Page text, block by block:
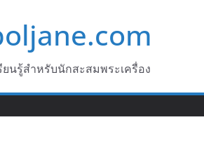
นรู้สำหรับนักสะสมพระเครื่อง